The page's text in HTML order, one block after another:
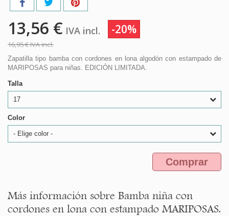
13,56 € IVA incl. -20%
16,95 €IVA incl.
Zapatilla tipo bamba con cordones en lona algodón con estampado de
MARIPOSAS para niñas. EDICIÓN LIMITADA.
Talla
17
Color
- Elige color -
Comprar
Más información sobre Bamba niña con
cordones en lona con estampado MARIPOSAS.